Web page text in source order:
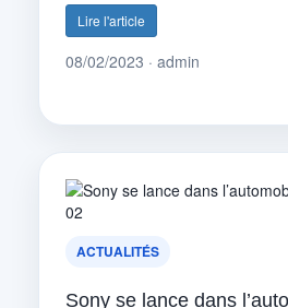
Lire l'article
08/02/2023 · admin
ACTUALITÉS
Sony se lance dans